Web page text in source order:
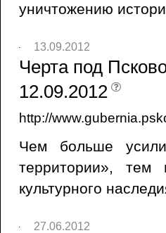
уничтожению
13.09.2012
Черта под
12.09.2012
http://
Чем больше
территории», тем
культурного
27.06.2012